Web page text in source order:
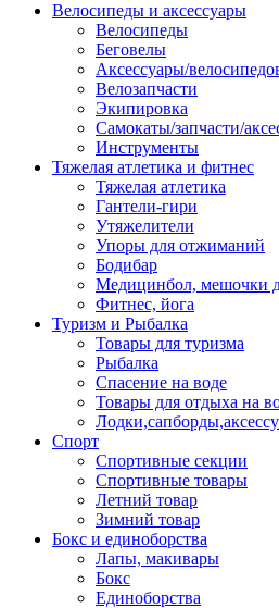
Велосипеды и аксессуары
Велосипеды
Беговелы
Аксессуары/
Велозапчасти
Экипировка
Самокаты/запчасти/
Инструменты
Тяжелая атлетика и фитнес
Тяжелая атлетика
Гантели-гири
Утяжелители
Упоры для отжиманий
Бодибар
Медицинбол, мешочки
Фитнес, йога
Туризм и Рыбалка
Товары для туризма
Рыбалка
Спасение на воде
Товары для отдыха на
Спорт
Спортивные секции
Спортивные товары
Летний товар
Зимний товар
Бокс и единоборства
Лапы, макивары
Бокс
Единоборства